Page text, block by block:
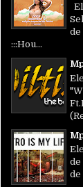
de
:::Hou...
de